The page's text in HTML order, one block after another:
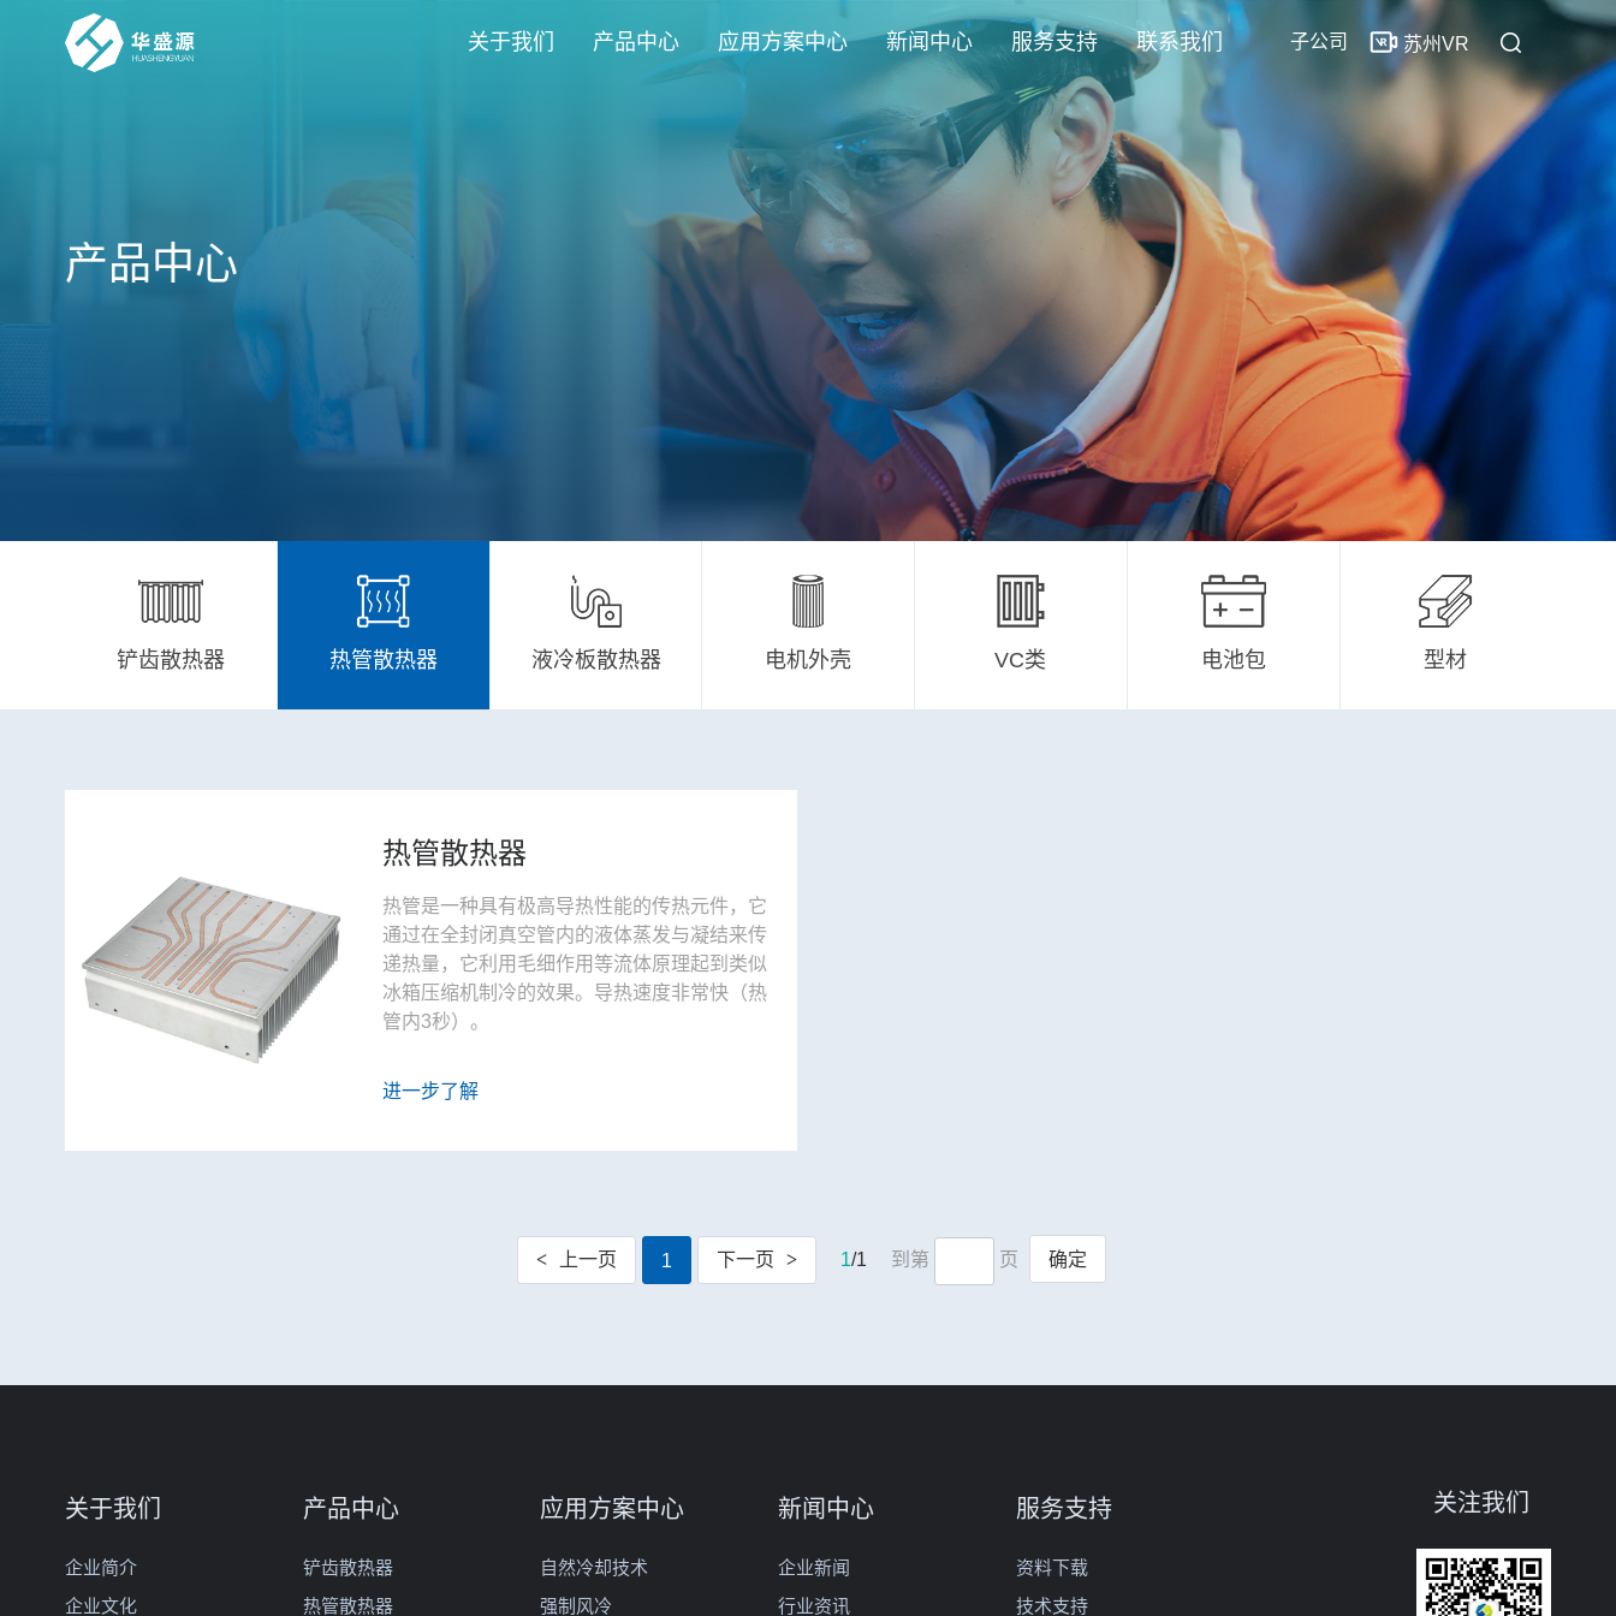
苏州VR
子公司
关于我们 产品中心 应用方案中心 新闻中心 服务支持 联系我们
产品中心
铲齿散热器 热管散热器 液冷板散热器 电机外壳 VC类 电池包 型材
热管散热器
热管是一种具有极高导热性能的传热元件，它
通过在全封闭真空管内的液体蒸发与凝结来传
递热量，它利用毛细作用等流体原理起到类似
冰箱压缩机制冷的效果。导热速度非常快（热
管内3秒）。
进一步了解
< 上一页 1 下一页 > 1/1 到第 页 确定
关于我们
企业简介
企业文化
产品中心
铲齿散热器
热管散热器
应用方案中心
自然冷却技术
强制风冷
新闻中心
企业新闻
行业资讯
服务支持
资料下载
技术支持
关注我们